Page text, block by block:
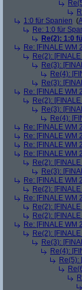
1:0 für Spanien (
Re: 1:0 für
Re(2): 1:0
Re: [FINALE WM
Re(2):
Re(3):
Re(4):
Re(3):
Re: [FINALE WM
Re(2):
Re(3):
Re(4):
Re: [FINALE WM
Re: [FINALE WM
Re: [FINALE WM
Re: [FINALE WM
Re(2):
Re(3):
Re: [FINALE WM
Re(2):
Re: [FINALE WM
Re(2):
Re(2):
Re: [FINALE WM
Re(2):
Re(3):
Re(4):
Re(5):